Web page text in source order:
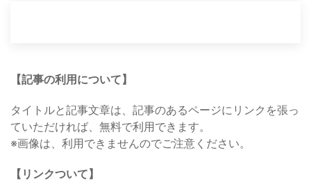
【記事の利用について】
タイトルと記事文章は、記事のあるページにリンクを張っ
ていただければ、無料で利用できます。
※画像は、利用できませんのでご注意ください。
【リンクついて】